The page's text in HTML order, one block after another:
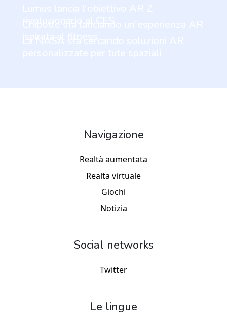
Navigazione
Realtà aumentata
Realta virtuale
Giochi
Notizia
Social networks
Twitter
Le lingue